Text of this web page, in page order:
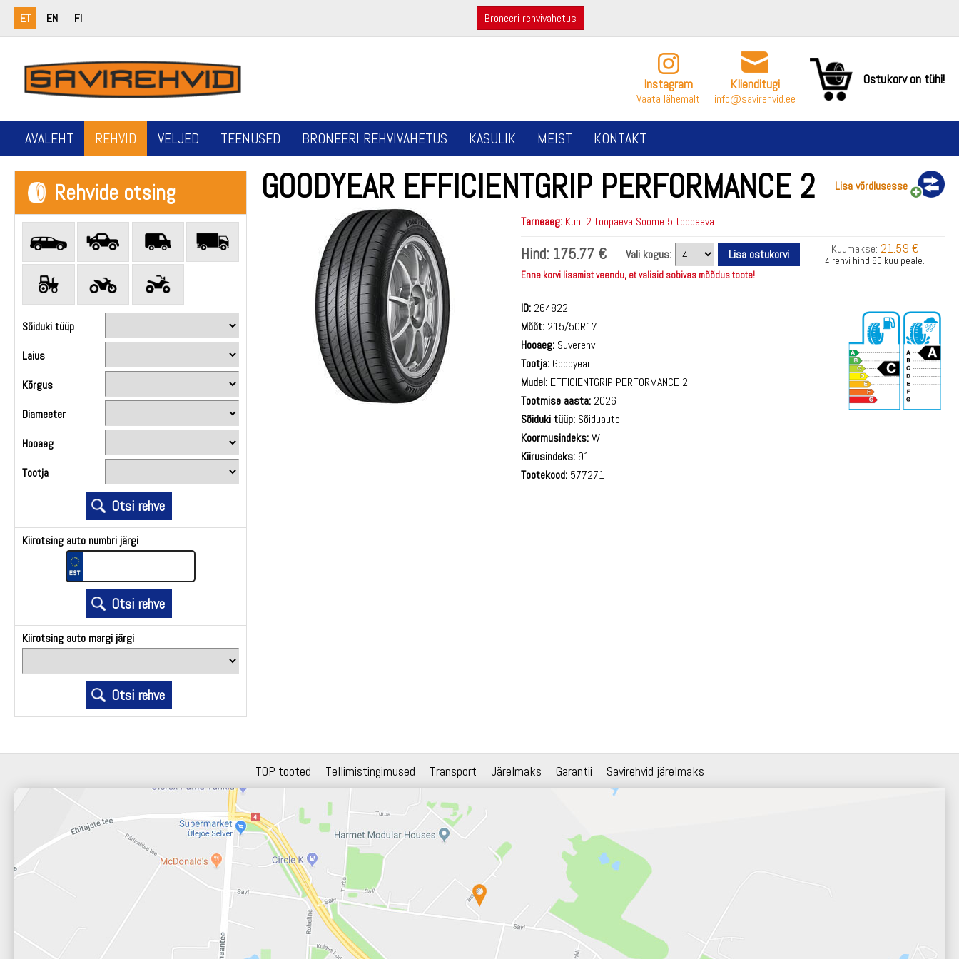
ET EN FI Broneeri rehvivahetus
Instagram
Vaata lähemalt
Klienditugi
info@savirehvid.ee
Ostukorv on tühi!
AVALEHT REHVID VELJED TEENUSED BRONEERI REHVIVAHETUS KASULIK MEIST KONTAKT
Rehvide otsing
Sõiduki tüüp
Laius
Kõrgus
Diameeter
Hooaeg
Tootja
Kiirotsing auto numbri järgi
Kiirotsing auto margi järgi
GOODYEAR EFFICIENTGRIP PERFORMANCE 2 Lisa võrdlusesse
Tarneaeg: Kuni 2 tööpäeva Soome 5 tööpäeva.
Hind: 175.77 € Vali kogus: Kuumakse: 21.59 €
4 rehvi hind 60 kuu peale.
Enne korvi lisamist veendu, et valisid sobivas mõõdus toote!
ID: 264822
Mõõt: 215/50R17
Hooaeg: Suverehv
Tootja: Goodyear
Mudel: EFFICIENTGRIP PERFORMANCE 2
Tootmise aasta: 2026
Sõiduki tüüp: Sõiduauto
Koormusindeks:W
Kiirusindeks: 91
Tootekood: 577271
TOP tooted Tellimistingimused Transport Järelmaks Garantii Savirehvid järelmaks